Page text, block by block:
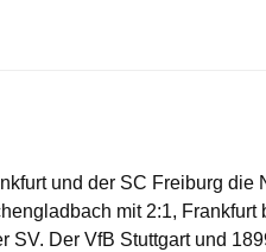
und der SC Freiburg die
mit 2:1, Frankfurt
Der VfB Stuttgart und